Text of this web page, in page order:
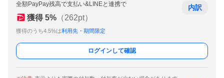
全額PayPay残高で支払い&LINEと連携で
獲得 5% （262pt）
獲得のうち4.5%は利用先・期間限定
内訳
ログインして確認